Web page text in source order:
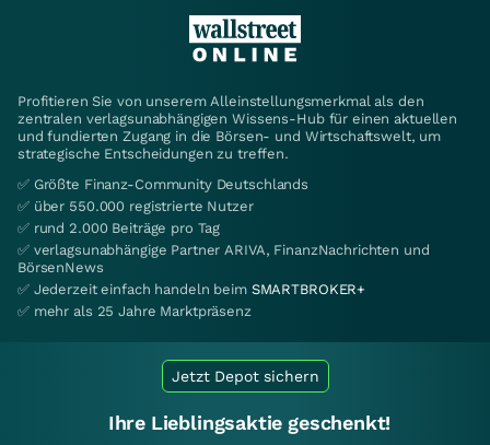
Profitieren Sie von unserem Alleinstellungsmerkmal als den
zentralen verlagsunabhängigen Wissens-Hub für einen aktuellen
und fundierten Zugang in die Börsen- und Wirtschaftswelt, um
strategische Entscheidungen zu treffen.
✅ Größte Finanz-Community Deutschlands
✅ über 550.000 registrierte Nutzer
✅ rund 2.000 Beiträge pro Tag
✅ verlagsunabhängige Partner ARIVA, FinanzNachrichten und
BörsenNews
✅ Jederzeit einfach handeln beim SMARTBROKER+
✅ mehr als 25 Jahre Marktpräsenz
Jetzt Depot sichern
Ihre Lieblingsaktie geschenkt!